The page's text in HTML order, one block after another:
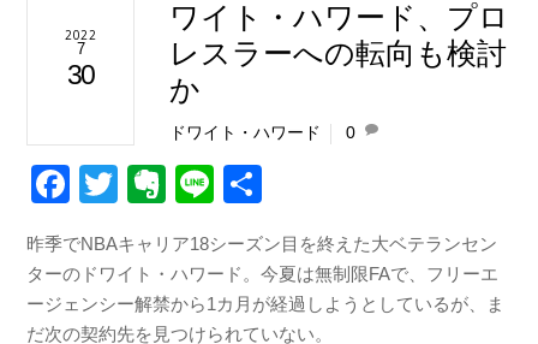
2022
7
30
ワイト・ハワード、プロ
レスラーへの転向も検討
か
ドワイト・ハワード 0
F
c
e
T
tt
er
E
er
n
Li
e
昨季でNBAキャリア18シーズン目を終えた大ベテランセン
ターのドワイト・ハワード。今夏は無制限FAで、フリーエ
ージェンシー解禁から1カ月が経過しようとしているが、ま
だ次の契約先を見つけられていない。